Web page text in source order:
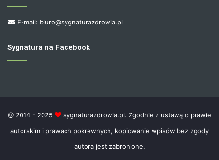
E-mail: biuro@sygnaturazdrowia.pl
Sygnatura na Facebook
@ 2014 - 2025
sygnaturazdrowia.pl. Zgodnie z ustawą o prawie
autorskim i prawach pokrewnych, kopiowanie wpisów bez zgody
autora jest zabronione.